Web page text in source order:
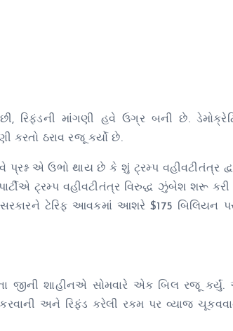
રિફંડની માંગણી હવે ઉગ્ર બની છે.
કરતો ઠરાવ રજૂ કર્યો છે.
એ ઉભો થાય છે કે શું ટ્રમ્પ વહીવટીતંત્ર
પાર્ટીએ ટ્રમ્પ વહીવટીતંત્ર વિરુદ્ધ ઝુંબેશ શરૂ
ટેરિફ આવકમાં આશરે $175 બિલિયન
જીની શાહીનએ સોમવારે એક બિલ રજૂ
અને રિફંડ કરેલી રકમ પર વ્યાજ